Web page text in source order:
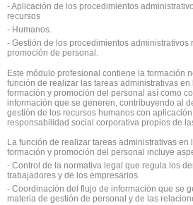
- Aplicación de los procedimientos
recursos
- Humanos.
- Gestión de los procedimientos administrativos
promoción de personal.
Este módulo profesional contiene la formación
función de realizar las tareas administrativas en
formación y promoción del personal así como
información que se generen, contribuyendo al
gestión de los recursos humanos con
responsabilidad social corporativa propios de
La función de realizar tareas administrativas en
formación y promoción del personal incluye
- Control de la normativa legal que regula los
trabajadores y de los empresarios.
- Coordinación del flujo de información que se
materia de gestión de personal y de las